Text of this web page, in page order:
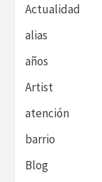
Actualidad
alias
años
Artist
atención
barrio
Blog